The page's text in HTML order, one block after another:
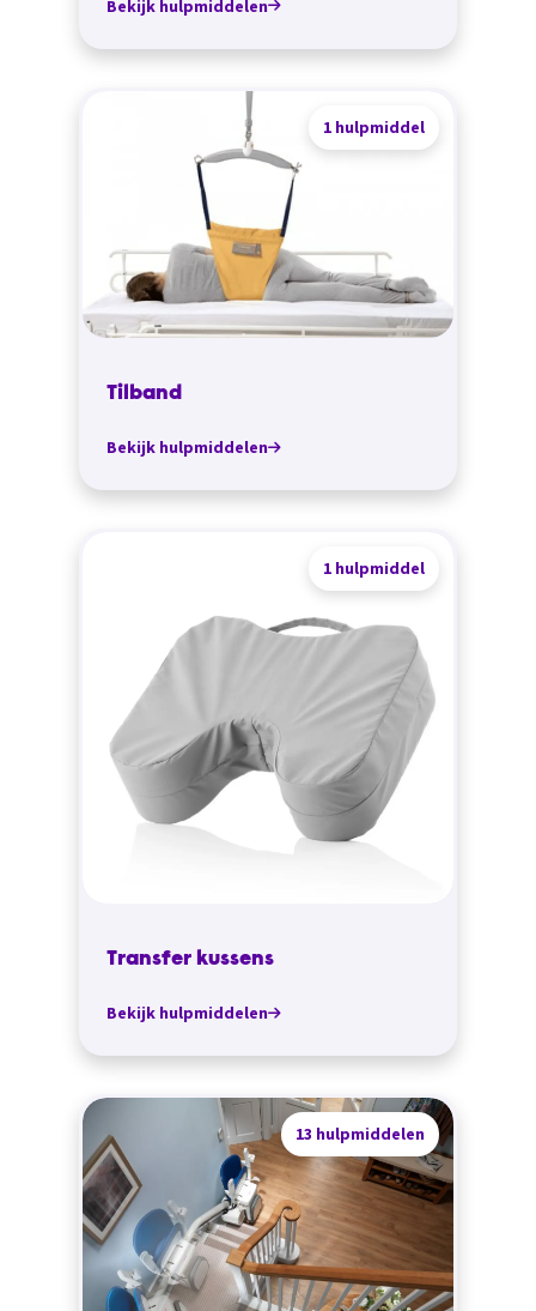
Bekijk hulpmiddelen
1 hulpmiddel
Tilband
Bekijk hulpmiddelen
1 hulpmiddel
Transfer kussens
Bekijk hulpmiddelen
13 hulpmiddelen